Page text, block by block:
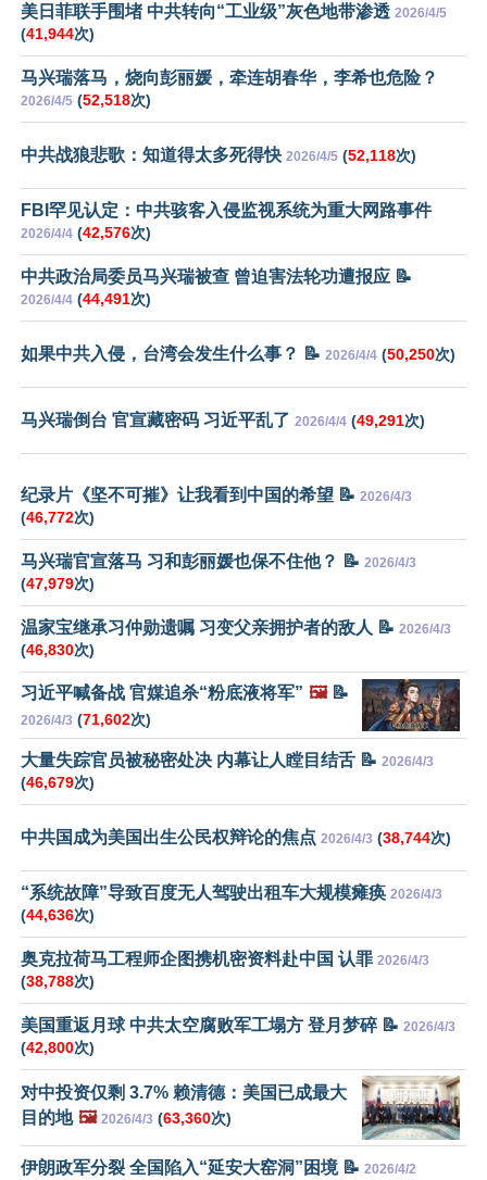
美日菲联手围堵 中共转向“工业级”灰色地带渗透 2026/4/5
(41,944次)
马兴瑞落马，烧向彭丽媛，牵连胡春华，李希也危险？
2026/4/5 (52,518次)
中共战狼悲歌：知道得太多死得快 2026/4/5 (52,118次)
FBI罕见认定：中共骇客入侵监视系统为重大网路事件
2026/4/4 (42,576次)
中共政治局委员马兴瑞被查 曾迫害法轮功遭报应 📝
2026/4/4 (44,491次)
如果中共入侵，台湾会发生什么事？ 📝 2026/4/4 (50,250次)
马兴瑞倒台 官宣藏密码 习近平乱了 2026/4/4 (49,291次)
纪录片《坚不可摧》让我看到中国的希望 📝 2026/4/3
(46,772次)
马兴瑞官宣落马 习和彭丽媛也保不住他？ 📝 2026/4/3
(47,979次)
温家宝继承习仲勋遗嘱 习变父亲拥护者的敌人 📝 2026/4/3
(46,830次)
习近平喊备战 官媒追杀“粉底液将军” 🖼️📝
2026/4/3 (71,602次)
大量失踪官员被秘密处决 内幕让人瞠目结舌 📝 2026/4/3
(46,679次)
中共国成为美国出生公民权辩论的焦点 2026/4/3 (38,744次)
“系统故障”导致百度无人驾驶出租车大规模瘫痪 2026/4/3
(44,636次)
奥克拉荷马工程师企图携机密资料赴中国 认罪 2026/4/3
(38,788次)
美国重返月球 中共太空腐败军工塌方 登月梦碎 📝 2026/4/3
(42,800次)
对中投资仅剩 3.7% 赖清德：美国已成最大
目的地 🖼️ 2026/4/3 (63,360次)
伊朗政军分裂 全国陷入“延安大窑洞”困境 📝 2026/4/2